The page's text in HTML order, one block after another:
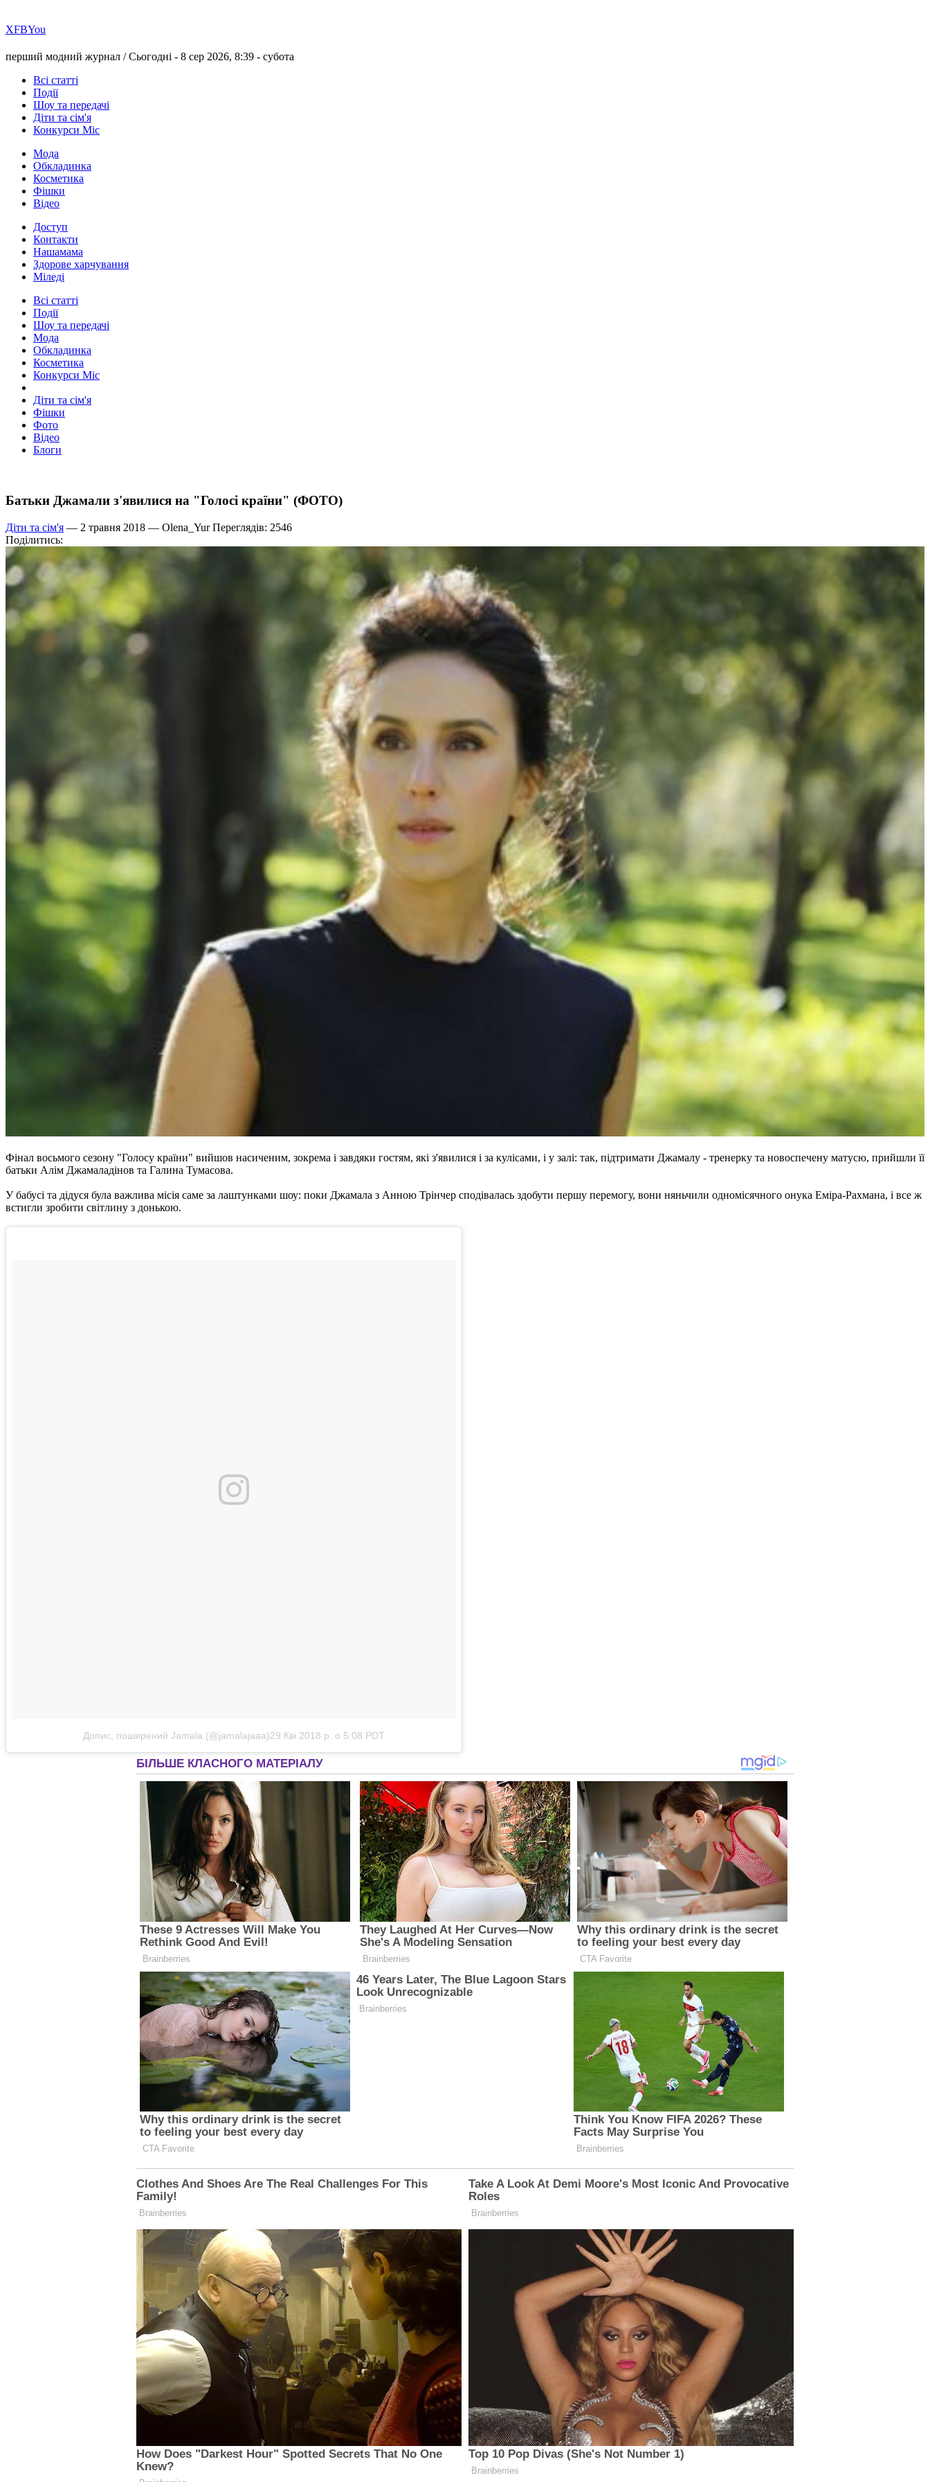
ХFBYou
перший модний журнал /Сьогодні - 8 сер 2026, 8:39 - субота
Всі статті
Події
Шоу та передачі
Діти та сім'я
Конкурси Міс
Мода
Обкладинка
Косметика
Фішки
Відео
Доступ
Контакти
Нашамама
Здорове харчування
Міледі
Всі статті
Події
Шоу та передачі
Мода
Обкладинка
Косметика
Конкурси Міс
Діти та сім'я
Фішки
Фото
Відео
Блоги
Батьки Джамали з'явилися на "Голосі країни" (ФОТО)
Діти та сім'я — 2 травня 2018 — Olena_YurПереглядів: 2546
Поділитись:
Фінал восьмого сезону "Голосу країни" вийшов насиченим, зокрема і завдяки гостям, які з'явилися і за кулісами, і у залі: так, підтримати Джамалу - тренерку та новоспечену матусю, прийшли її
батьки Алім Джамаладінов та Галина Тумасова.
У бабусі та дідуся була важлива місія саме за лаштунками шоу: поки Джамала з Анною Трінчер сподівалась здобути першу перемогу, вони няньчили одномісячного онука Еміра-Рахмана, і все ж
встигли зробити світлину з донькою.
Допис, поширений Jamala (@jamalajaaa)29 Кві 2018 р. о 5:08 PDT